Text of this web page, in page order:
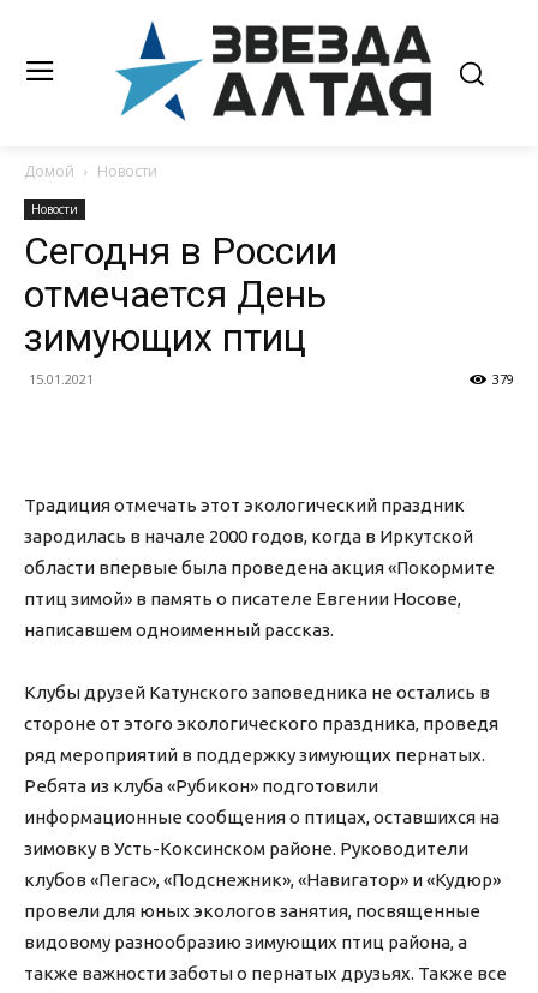
Домой Новости
Новости
Сегодня в России
отмечается День
зимующих птиц
15.01.2021 379
Традиция отмечать этот экологический праздник
зародилась в начале 2000 годов, когда в Иркутской
области впервые была проведена акция «Покормите
птиц зимой» в память о писателе Евгении Носове,
написавшем одноименный рассказ.
Клубы друзей Катунского заповедника не остались в
стороне от этого экологического праздника, проведя
ряд мероприятий в поддержку зимующих пернатых.
Ребята из клуба «Рубикон» подготовили
информационные сообщения о птицах, оставшихся на
зимовку в Усть-Коксинском районе. Руководители
клубов «Пегас», «Подснежник», «Навигатор» и «Кудюр»
провели для юных экологов занятия, посвященные
видовому разнообразию зимующих птиц района, а
также важности заботы о пернатых друзьях. Также все